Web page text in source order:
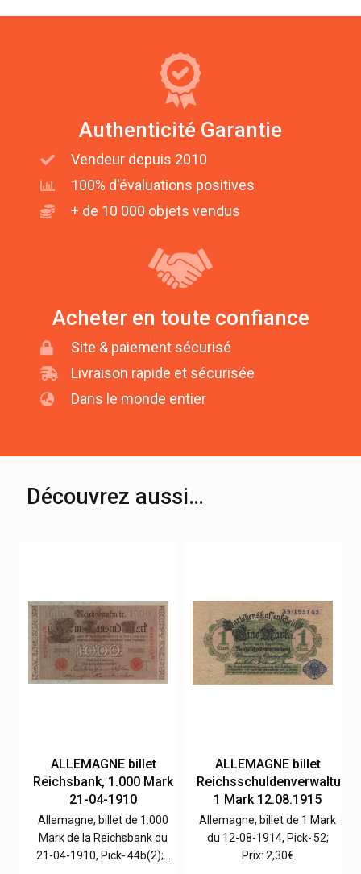
Authenticité Garantie
Vendeur depuis 2010
100% d'évaluations positives
+ de 10 000 objets vendus
Acheter en toute confiance
Site & paiement sécurisé
Livraison rapide et sécurisée
Dans le monde entier
Découvrez aussi…
ALLEMAGNE billet
Reichsbank, 1.000 Mark
21-04-1910
Allemagne, billet de 1.000
Mark de la Reichsbank du
21-04-1910, Pick- 44b(2);…
ALLEMAGNE billet
Reichsschuldenverwaltung,
1 Mark 12.08.1915
Allemagne, billet de 1 Mark
du 12-08-1914, Pick- 52;
Prix: 2,30€